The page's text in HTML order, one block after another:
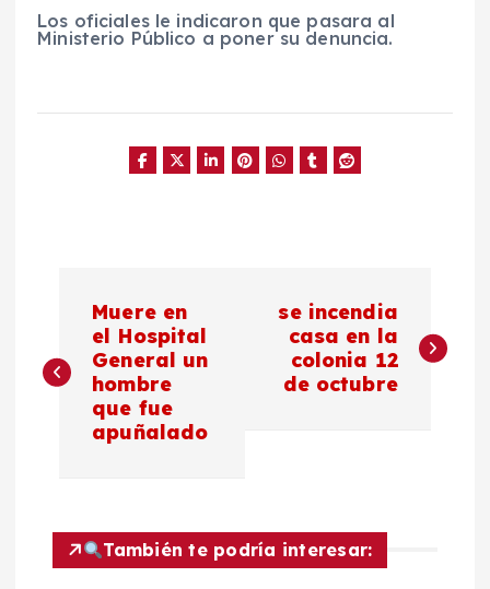
Los oficiales le indicaron que pasara al
Ministerio Público a poner su denuncia.
a
v
a
Muere en
el Hospital
General un
hombre
que fue
apuñalado
se incendia
casa en la
colonia 12
de octubre
También te podría interesar: